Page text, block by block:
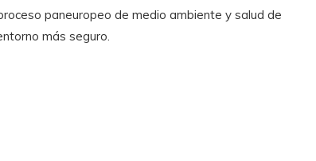
paneuropeo de medio ambiente y salud de
más seguro.